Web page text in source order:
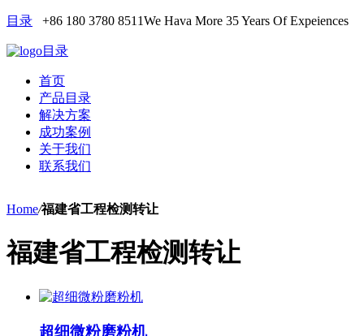
目录 +86 180 3780 8511We Hava More 35 Years Of Expeiences
目录
首页
产品目录
解决方案
成功案例
关于我们
联系我们
Home/福建省工程检测转让
福建省工程检测转让
超细微粉磨粉机